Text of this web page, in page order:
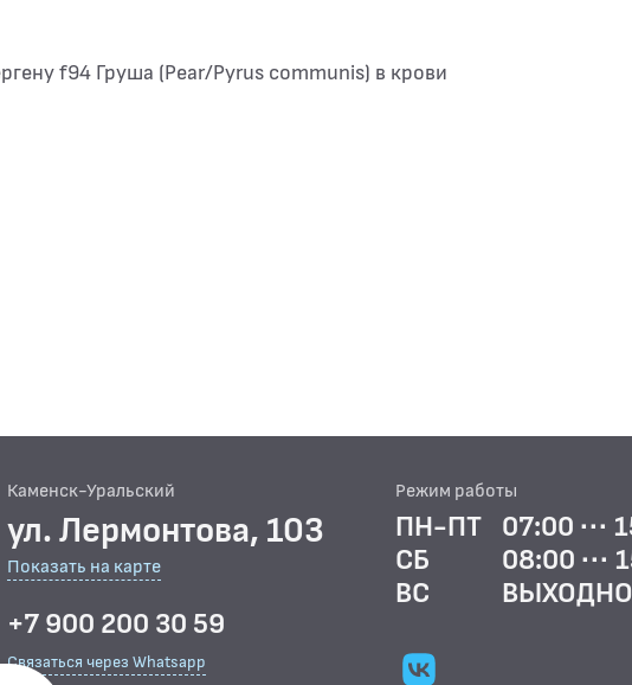
f94 Груша (Pear/Pyrus communis) в крови
Каменск-Уральский
ул. Лермонтова, 103
Показать на карте
+7 900 200 30 59
Связаться через Whatsapp
Режим работы
ПН-ПТ
07:00 ···
СБ
08:00 ···
ВС